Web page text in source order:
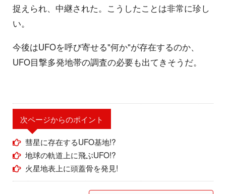
捉えられ、中継された。こうしたことは非常に珍し
い。
今後はUFOを呼び寄せる"何か"が存在するのか、
UFO目撃多発地帯の調査の必要も出てきそうだ。
次ページからのポイント
彗星に存在するUFO基地!?
地球の軌道上に飛ぶUFO!?
火星地表上に頭蓋骨を発見!